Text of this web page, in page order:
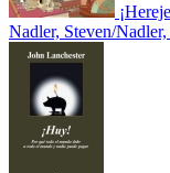
Nadler, Steven/